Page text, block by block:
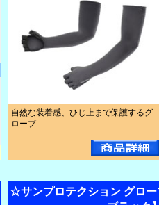
自然な装着感、ひじ上まで保護するグ
ローブ
☆サンプロテクション グロー